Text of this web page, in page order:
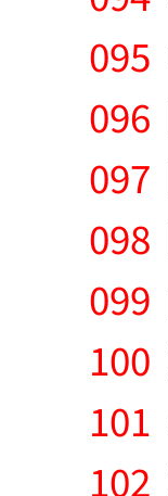
095
096
097
098
099
100
101